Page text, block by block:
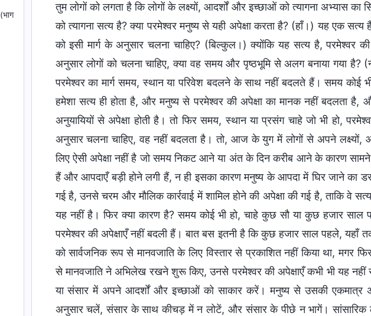
(भाग
तुम लोगों को लगता है कि लोगों के लक्ष्यों, आदर्शों और इच्छाओं को त्यागना अभ्यास का
को त्यागना सत्य है? क्या परमेश्वर मनुष्य से यही अपेक्षा करता है? (हाँ।) यह एक सत्य
को इसी मार्ग के अनुसार चलना चाहिए? (बिल्कुल।) क्योंकि यह सत्य है, परमेश्वर
अनुसार लोगों को चलना चाहिए, क्या वह समय और पृष्ठभूमि से अलग बनाया गया है?
परमेश्वर का मार्ग समय, स्थान या परिवेश बदलने के साथ नहीं बदलते हैं। समय कोई
हमेशा सत्य ही होता है, और मनुष्य से परमेश्वर की अपेक्षा का मानक नहीं बदलता
अनुयायियों से अपेक्षा होती है। तो फिर समय, स्थान या प्रसंग चाहे जो भी हो,
अनुसार चलना चाहिए, वह नहीं बदलता है। तो, आज के युग में लोगों से अपने लक्ष्यों,
लिए ऐसी अपेक्षा नहीं है जो समय निकट आने या अंत के दिन करीब आने के कारण सामने
हैं और आपदाएँ बड़ी होने लगी हैं, न ही इसका कारण मनुष्य के आपदा में घिर जाने का
गई है, उनसे चरम और मौलिक कार्रवाई में शामिल होने की अपेक्षा की गई है, ताकि वे
यह नहीं है। फिर क्या कारण है? समय कोई भी हो, चाहे कुछ सौ या कुछ हजार
परमेश्वर की अपेक्षाएँ नहीं बदली हैं। बात बस इतनी है कि कुछ हजार साल पहले,
को सार्वजनिक रूप से मानवजाति के लिए विस्तार से प्रकाशित नहीं किया था, मगर
से मानवजाति ने अभिलेख रखने शुरू किए, उनसे परमेश्वर की अपेक्षाएँ कभी भी यह
या संसार में अपने आदर्शों और इच्छाओं को साकार करें। मनुष्य से उसकी एकमात्र
अनुसार चलें, संसार के साथ कीचड़ में न लोटें, और संसार के पीछे न भागें। सांसारिक